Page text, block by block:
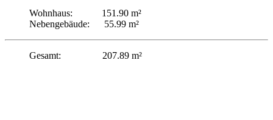
Wohnhaus: 151.90 m²
Nebengebäude: 55.99 m²
Gesamt: 207.89 m²